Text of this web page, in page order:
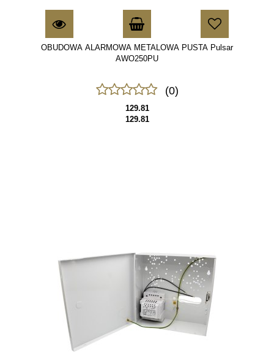
OBUDOWA ALARMOWA METALOWA PUSTA Pulsar
AWO250PU
(0)
129.81
129.81